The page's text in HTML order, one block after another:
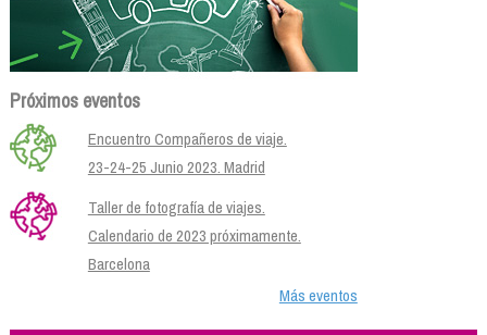
Próximos eventos
Encuentro Compañeros de viaje.
23-24-25 Junio 2023. Madrid
Taller de fotografía de viajes.
Calendario de 2023 próximamente.
Barcelona
Más eventos